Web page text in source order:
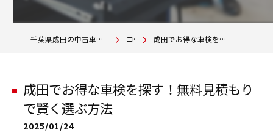
千葉県成田の中古車は有限会社石毛石油 成田大清水SS コラム 成田でお得な車検を探す！無料見積もりで賢く選ぶ方法
成田でお得な車検を探す！無料見積もり
で賢く選ぶ方法
2025/01/24